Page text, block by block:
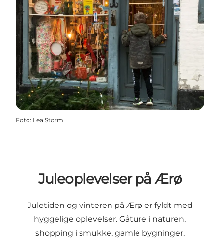
Foto: Lea Storm
Juleoplevelser på Ærø
Juletiden og vinteren på Ærø er fyldt med
hyggelige oplevelser. Gåture i naturen,
shopping i smukke, gamle bygninger,